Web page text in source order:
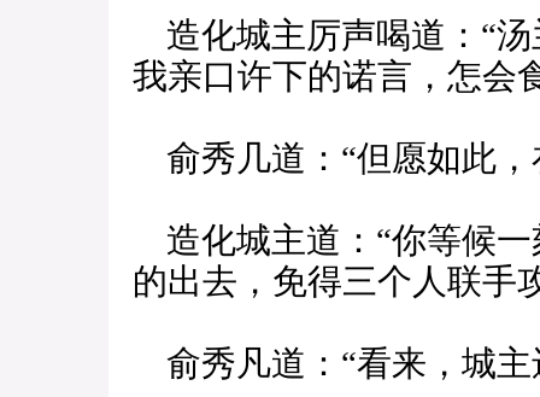
造化城主厉声喝道：“
我亲口许下的诺言，怎会
俞秀几道：“但愿如此，
造化城主道：“你等候
的出去，免得三个人联手
俞秀凡道：“看来，城